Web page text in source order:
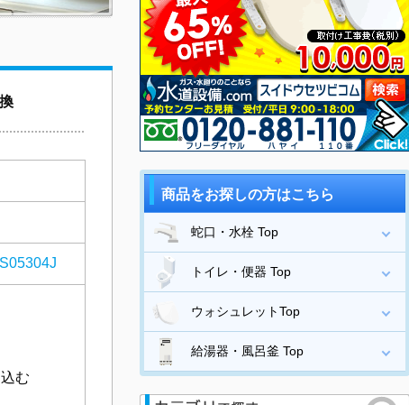
む
商品をお探しの方はこちら
蛇口・水栓 Top
トイレ・便器 Top
ウォシュレットTop
給湯器・風呂釜 Top